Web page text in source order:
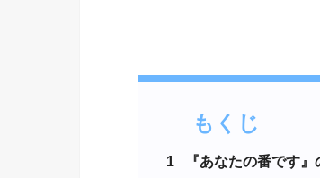
もくじ
1
『あなたの番です